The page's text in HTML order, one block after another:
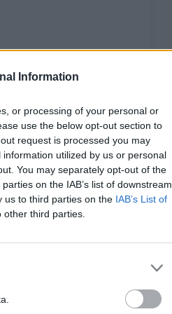
Information
or processing of your personal or
use the below opt-out section to
request is processed you may
utilized by us or personal
You may separately opt-out of the
on the IAB’s list of downstream
us to third parties on the IAB’s List of
third parties.
της Ουκρανίας.
η ESA
μέλη της”,
την παρούσα
εντολή
οι ασφαλείς